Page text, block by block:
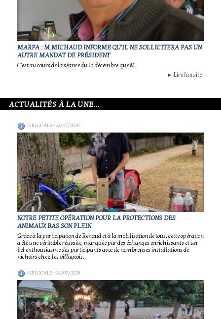
MARPA : M.MICHAUD INFORME QU'IL NE SOLLICITERA PAS UN
AUTRE MANDAT DE PRÉSIDENT
C'est au cours de la séance du 15 décembre que M.
► Lire la suite
ACTUALITÉS À LA UNE...
VIE LOCALE- 28/07/2026
NOTRE PETITE OPÉRATION POUR LA PROTECTIONS DES
ANIMAUX BAS SON PLEIN
Grâce à la participation de Renaud et à la mobilisation de tous, cette opération
a été une véritable réussite, marquée par des échanges enrichissants et un
bel enthousiasme des participants avec de nombreuses installations de
nichoirs chez les villageois..
VIE LOCALE- 24/07/2026